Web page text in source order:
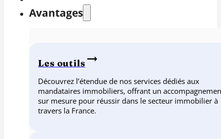
Avantages
Les outils
Découvrez l’étendue de nos services dédiés aux
mandataires immobiliers, offrant un
sur mesure pour réussir dans le secteur immobilier à
travers la France.